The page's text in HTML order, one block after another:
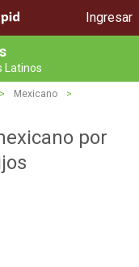
Ingresar
Latinos
> Mexicano
>
por